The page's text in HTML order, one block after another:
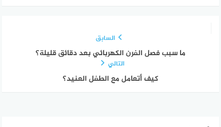
السابق
ما سبب فصل الفرن الكهربائي بعد دقائق قليلة؟
التالي
كيف أتعامل مع الطفل العنيد؟